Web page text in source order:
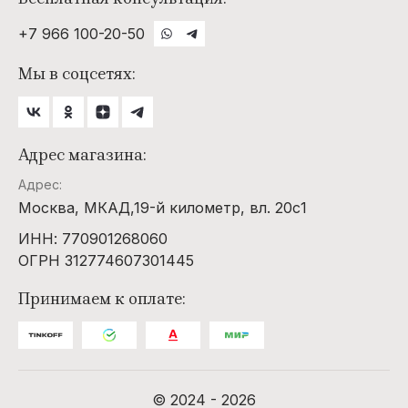
+7 966 100-20-50
Мы в соцсетях:
Адрес магазина:
Адрес:
Москва, МКАД,19-й километр, вл. 20с1
ИНН: 770901268060
ОГРН 312774607301445
Принимаем к оплате:
© 2024 - 2026